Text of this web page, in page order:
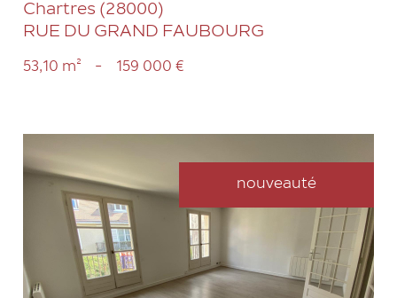
Chartres (28000)
RUE DU GRAND FAUBOURG
53,10 m² - 159 000 €
nouveauté
VOIR LE BIEN